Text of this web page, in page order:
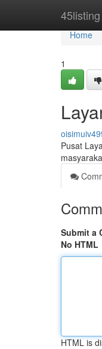
45listing
Home
Home
1
Pusat
Submit a
No HTML
HTML is